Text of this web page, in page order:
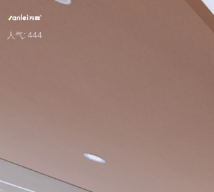
人气: 444